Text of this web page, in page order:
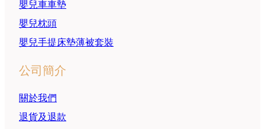
嬰兒車車墊
嬰兒枕頭
嬰兒手提床墊薄被套裝
公司簡介
關於我們
退貨及退款